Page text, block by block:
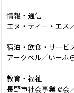
情報・通信
エヌ・ティー・エス
宿泊・飲食・サービ
アークベル／いーふ
教育・福祉
長野市社会事業協会